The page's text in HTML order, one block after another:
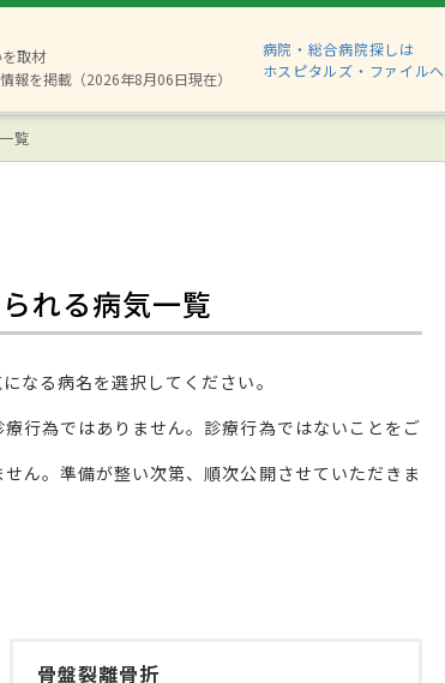
取材
報を掲載（2026年8月06日現在）
病院・総合病院探しは
ホスピタルズ・ファイルへ
覧
れる病気一覧
なる病名を選択してください。
行為ではありません。診療行為ではないことをご
ん。準備が整い次第、順次公開させていただきま
骨盤裂離骨折